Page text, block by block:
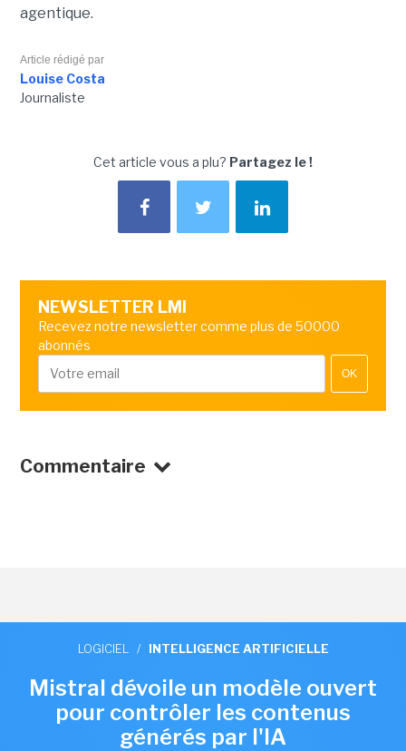
agentique.
Article rédigé par
Louise Costa
Journaliste
Cet article vous a plu? Partagez le !
NEWSLETTER LMI
Recevez notre newsletter comme plus de 50000
abonnés
OK
Commentaire
LOGICIEL / INTELLIGENCE ARTIFICIELLE
Mistral dévoile un modèle ouvert
pour contrôler les contenus
générés par l'IA